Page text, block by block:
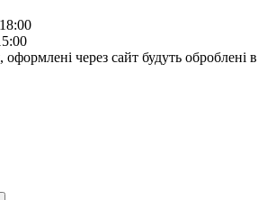
через сайт будуть оброблені в